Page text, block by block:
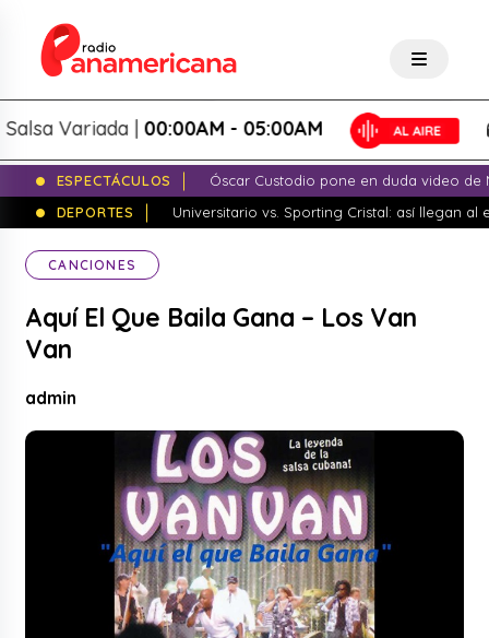
Variada |00:00AM - 05:00AM
ESPECTÁCULOS
Óscar Custodio pone en duda video de
DEPORTES
Universitario vs. Sporting Cristal: así llegan al
CANCIONES
Aquí El Que Baila Gana – Los Van
Van
admin